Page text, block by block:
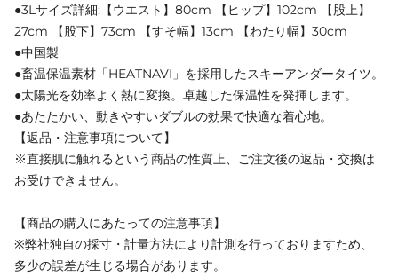
●3Lサイズ詳細:【ウエスト】80cm 【ヒップ】102cm 【股上】
27cm 【股下】73cm 【すそ幅】13cm 【わたり幅】30cm
●中国製
●畜温保温素材「HEATNAVI」を採用したスキーアンダータイツ。
●太陽光を効率よく熱に変換。卓越した保温性を発揮します。
●あたたかい、動きやすいダブルの効果で快適な着心地。
【返品・注意事項について】
※直接肌に触れるという商品の性質上、ご注文後の返品・交換は
お受けできません。
【商品の購入にあたっての注意事項】
※弊社独自の採寸・計量方法により計測を行っておりますため、
多少の誤差が生じる場合があります。